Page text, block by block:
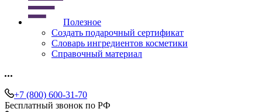
Полезное
Создать подарочный сертификат
Словарь ингредиентов косметики
Справочный материал
+7 (800) 600-31-70
Бесплатный звонок по РФ